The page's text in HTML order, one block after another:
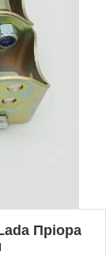
Пріора